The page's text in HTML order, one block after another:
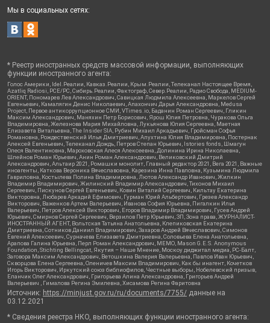
Мы в социальных сетях:
* Реестр иностранных средств массовой информации, выполняющих
функции иностранного агента:
Голос Америки, Idel.Реалии, Кавказ.Реалии, Крым.Реалии, Телеканал Настоящее Время,
Azatliq Radiosi, PCE/PC, Сибирь.Реалии, Фактограф, Север.Реалии, Радио Свобода, MEDIUM-
ORIENT, Пономарев Лев Александрович, Савицкая Людмила Алексеевна, Маркелов Сергей
Евгеньевич, Камалягин Денис Николаевич, Апахончич Дарья Александровна, Medusa
Project, Первое антикоррупционное СМИ, VTimes.io, Баданин Роман Сергеевич, Гликин
Максим Александрович, Маняхин Петр Борисович, Ярош Юлия Петровна, Чуракова Ольга
Владимировна, Железнова Мария Михайловна, Лукьянова Юлия Сергеевна, Маетная
Елизавета Витальевна, The Insider SIA, Рубин Михаил Аркадьевич, Гройсман Софья
Романовна, Рождественский Илья Дмитриевич, Апухтина Юлия Владимировна, Постернак
Алексей Евгеньевич, Телеканал Дождь, Петров Степан Юрьевич, Istories fonds, Шмагун
Олеся Валентиновна, Мароховская Алеся Алексеевна, Долинина Ирина Николаевна,
Шлейнов Роман Юрьевич, Анин Роман Александрович, Великовский Дмитрий
Александрович, Альтаир 2021, Ромашки монолит, Главный редактор 2021, Вега 2021, Важные
иноагенты, Каткова Вероника Вячеславовна, Карезина Инна Павловна, Кузьмина Людмила
Гавриловна, Костылева Полина Владимировна, Лютов Александр Иванович, Жилкин
Владимир Владимирович, Жилинский Владимир Александрович, Тихонов Михаил
Сергеевич, Пискунов Сергей Евгеньевич, Ковин Виталий Сергеевич, Кильтау Екатерина
Викторовна, Любарев Аркадий Ефимович, Гурман Юрий Альбертович, Грезев Александр
Викторович, Важенков Артем Валерьевич, Иванова София Юрьевна, Пигалкин Илья
Валерьевич, Петров Алексей Викторович, Егоров Владимир Владимирович, Гусев Андрей
Юрьевич, Смирнов Сергей Сергеевич, Верзилов Петр Юрьевич, ЗП, Зона права, ЖУРНАЛИСТ-
ИНОСТРАННЫЙ АГЕНТ, Вольтская Татьяна Анатольевна, Клепиковская Екатерина
Дмитриевна, Сотников Даниил Владимирович, Захаров Андрей Вячеславович, Симонов
Евгений Алексеевич, Сурначева Елизавета Дмитриевна, Соловьева Елена Анатольевна,
Арапова Галина Юрьевна, Перл Роман Александрович, МЕМО, Mason G.E.S. Anonymous
Foundation, Stichting Bellingcat, Якутия – Наше Мнение, Москоу диджитал медиа, РС-Балт,
Заговора Максим Александрович, Ветошкина Валерия Валерьевна, Павлов Иван Юрьевич,
Скворцова Елена Сергеевна, Оленичев Максим Владимирович, Как бы инагент, Кочетков
Игорь Викторович, Иркутский союз библиофилов, Честные выборы, Нобелевский призыв,
Еланчик Олег Александрович, Григорьева Алина Александровна, Григорьев Андрей
Валерьевич , Гималова Регина Эмилевна, Хисамова Регина Фаритовна
Источник: https://minjust.gov.ru/ru/documents/7755/ данные на
03.12.2021
* Сведения реестра НКО, выполняющих функции иностранного агента: